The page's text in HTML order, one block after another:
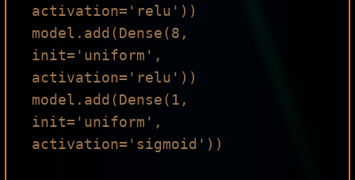
activation='relu'))
model.add(Dense(8,
init='uniform',
activation='relu'))
model.add(Dense(1,
init='uniform',
activation='sigmoid'))